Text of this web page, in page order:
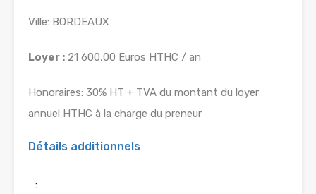
Ville: BORDEAUX
Loyer : 21 600,00 Euros HTHC / an
Honoraires: 30% HT + TVA du montant du loyer
annuel HTHC à la charge du preneur
Détails additionnels
: